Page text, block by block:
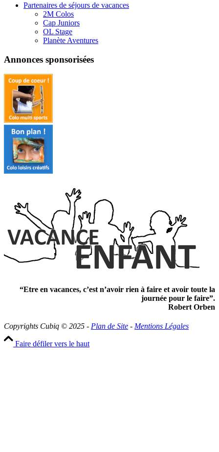
Partenaires de séjours de vacances
2M Colos
Cap Juniors
OL Stage
Planète Aventures
Annonces sponsorisées
“Etre en vacances, c’est n’avoir rien à faire et avoir toute la
journée pour le faire”.
Robert Orben
Copyrights Cubiq © 2025 - Plan de Site - Mentions Légales
Faire défiler vers le haut